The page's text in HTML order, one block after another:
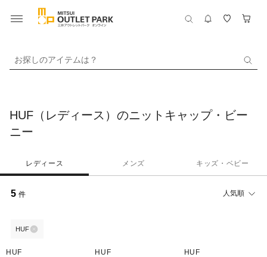
お探しのアイテムは？
HUF（レディース）のニットキャップ・ビー
ニー
レディース メンズ キッズ・ベビー
5 件 人気順
HUF
HUF HUF HUF